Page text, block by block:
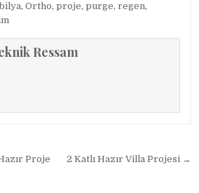
,Ortho,proje,purge,regen,
Ressam
2 Katlı Hazır Villa Projesi →
Proje